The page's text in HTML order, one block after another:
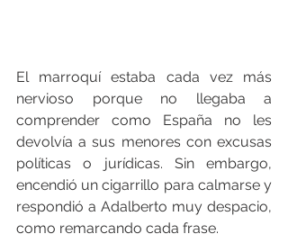
El marroquí estaba cada vez más
nervioso porque no llegaba a
comprender como España no les
devolvía a sus menores con excusas
políticas o jurídicas. Sin embargo,
encendió un cigarrillo para calmarse y
respondió a Adalberto muy despacio,
como remarcando cada frase.